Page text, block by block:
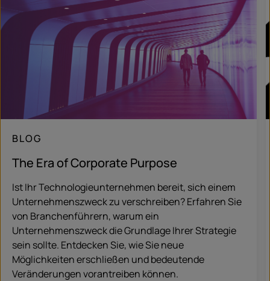
BLOG
The Era of Corporate Purpose
Ist Ihr Technologieunternehmen bereit, sich einem
Unternehmenszweck zu verschreiben? Erfahren Sie
von Branchenführern, warum ein
Unternehmenszweck die Grundlage Ihrer Strategie
sein sollte. Entdecken Sie, wie Sie neue
Möglichkeiten erschließen und bedeutende
Veränderungen vorantreiben können.